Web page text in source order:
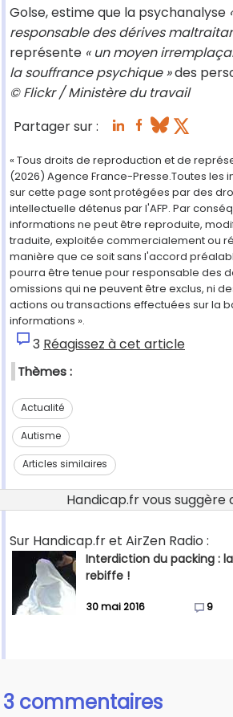
Golse, estime que la psychanalyse
responsable des dérives
représente « un moyen
la souffrance psychique »des
© Flickr / Ministère du travail
Partager sur :
« Tous droits de reproduction et de
(2026) Agence France-Presse.Toutes les
sur cette page sont protégées par des
intellectuelle détenus par l'AFP. Par
informations ne peut être reproduite,
traduite, exploitée commercialement ou
manière que ce soit sans l'accord
pourra être tenue pour responsable des
omissions qui ne peuvent être exclus, ni
actions ou transactions effectuées sur la
informations ».
3 Réagissez à cet article
Thèmes :
Actualité
Autisme
Articles similaires
Handicap.fr vous suggère
Sur Handicap.fr et AirZen Radio :
Interdiction du packing :
rebiffe !
30 mai 2016 9
3 commentaires